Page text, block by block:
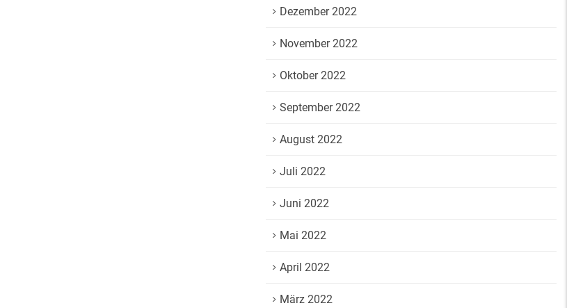
Dezember 2022
November 2022
Oktober 2022
September 2022
August 2022
Juli 2022
Juni 2022
Mai 2022
April 2022
März 2022